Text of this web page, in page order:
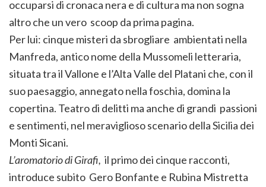
occuparsi di cronaca nera e di cultura ma non sogna
altro che un vero scoop da prima pagina.
Per lui: cinque misteri da sbrogliare ambientati nella
Manfreda, antico nome della Mussomeli letteraria,
situata tra il Vallone e l’Alta Valle del Platani che, con il
suo paesaggio, annegato nella foschia, domina la
copertina. Teatro di delitti ma anche di grandi passioni
e sentimenti, nel meraviglioso scenario della Sicilia dei
Monti Sicani.
L’aromatorio di Girafi, il primo dei cinque racconti,
introduce subito Gero Bonfante e Rubina Mistretta